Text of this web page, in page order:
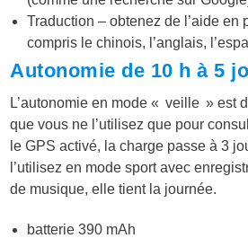
Traduction – obtenez de l’aide en
compris le chinois, l’anglais,
Autonomie de 10 h à 5
L’autonomie en mode « veille » est
que vous ne l’utilisez que pour
le GPS activé, la charge passe à 3
l’utilisez en mode sport avec
de musique, elle tient la journée.
batterie 390 mAh